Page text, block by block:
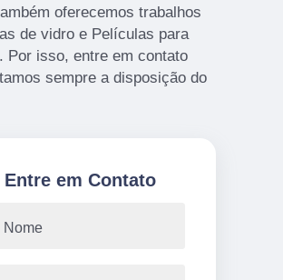
oferecemos trabalhos
de vidro e Películas para
Por isso, entre em contato
sempre a disposição do
Entre em Contato